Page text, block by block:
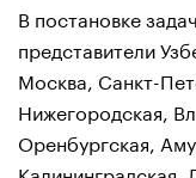
В постановке
представители
Москва, Санкт-
Нижегородская,
Оренбургская,